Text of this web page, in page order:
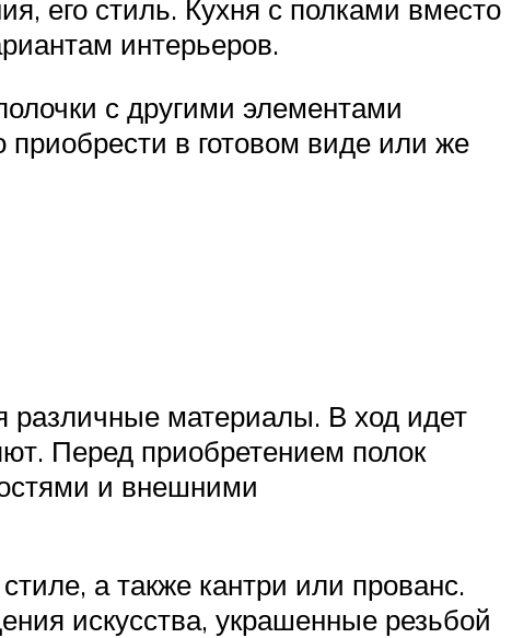
его стиль. Кухня с полками вместо
интерьеров.
с другими элементами
в готовом виде или же
различные материалы. В ход идет
Перед приобретением полок
и внешними
а также кантри или прованс.
искусства, украшенные резьбой